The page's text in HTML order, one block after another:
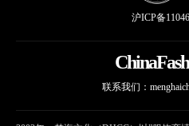
沪ICP备
联系我们：